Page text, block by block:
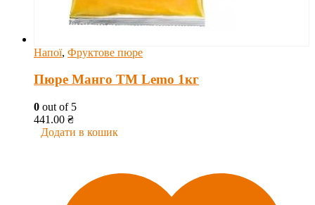
Напої, Фруктове пюре
Пюре Манго ТМ Lemo 1кг
0 out of 5
441.00 ₴
Додати в кошик